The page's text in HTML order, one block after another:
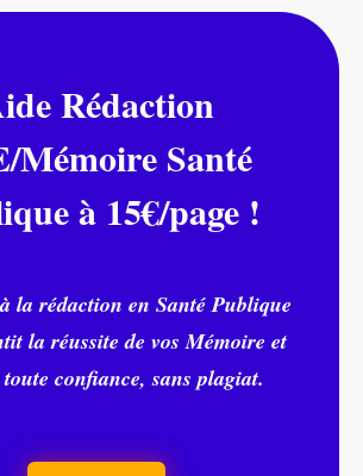
Rédaction
Mémoire Santé
à 15€/page !
la rédaction en Santé Publique
la réussite de vos Mémoire et
confiance, sans plagiat.